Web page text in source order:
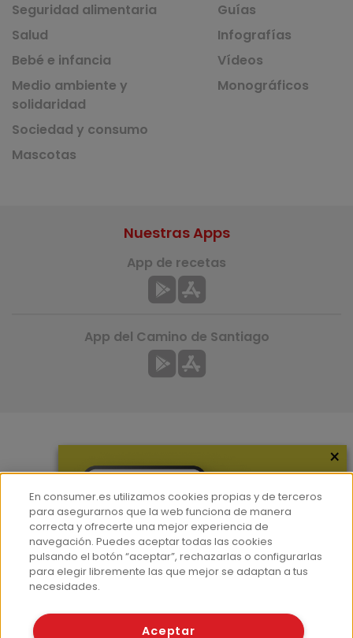
Seguridad alimentaria
Salud
Bebé e infancia
Medio ambiente y
solidaridad
Sociedad y consumo
Mascotas
Guías
Infografías
Vídeos
Monográficos
Hemeroteca
Contacto
Prensa
Corpus Lingüístico Consumer
Nuestras Apps
App de recetas
App del Camino de Santiago
© Fundación EROSKI
×
En consumer.es utilizamos cookies propias y de terceros
para asegurarnos que la web funciona de manera
correcta y ofrecerte una mejor experiencia de
navegación. Puedes aceptar todas las cookies
pulsando el botón “aceptar”, rechazarlas o configurarlas
para elegir libremente las que mejor se adaptan a tus
necesidades.
Aceptar